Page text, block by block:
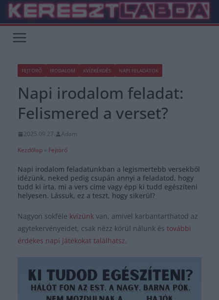
Skip
content
FEJTÖRŐ IRODALOM KVÍZKÉRDÉS NAPI FELADATOK
Napi irodalom feladat:
Felismered a verset?
2025.09.27.
Adam
Kezdőlap » Fejtörő
Napi irodalom feladatunkban a legismertebb versekből
idézünk, neked pedig csupán annyi a feladatod, hogy
tudd ki írta, mi a vers címe vagy épp ki tudd egészíteni
helyesen. Lássuk, ez a teszt, hogy sikerül?
Nagyon sokféle kvízünk van, amivel karbantarthatod az
agytekervényeidet, csak nézz körül nálunk és további
érdekes napi játékokat találhatsz.